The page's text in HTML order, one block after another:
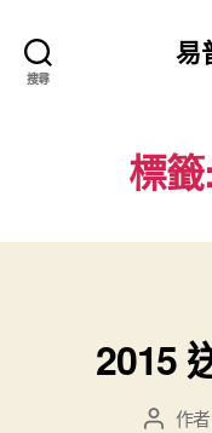
搜尋
易
標籤:
2015
文 作